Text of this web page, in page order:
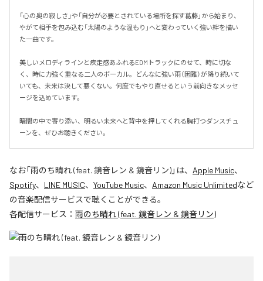
「心の奥の寂しさ」や「自分が必要とされている場所を探す葛藤」から始まり、
やがて相手を包み込む「太陽のような温もり」へと変わっていく強い絆を描い
た一曲です。
美しいメロディラインと疾走感あふれるEDMトラックにのせて、時に切な
く、時に力強く重なる二人のボーカル。どんなに強い雨（困難）が降り続いて
いても、未来は決して悪くない。何度でもやり直せるという前向きなメッセ
ージを込めています。
暗闇の中で寄り添い、明るい未来へと背中を押してくれる胸打つダンスチュ
ーンを、ぜひお聴きください。
なお「雨のち晴れ (feat. 鏡音レン & 鏡音リン)」は、 Apple Music、
Spotify、 LINE MUSIC、 YouTube Music、 Amazon Music Unlimitedなど
の音楽配信サービスで聴くことができる。
各配信サービス： 雨のち晴れ (feat. 鏡音レン & 鏡音リン)